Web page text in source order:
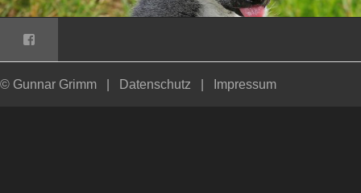
Facebook
© Gunnar Grimm | Datenschutz | Impressum